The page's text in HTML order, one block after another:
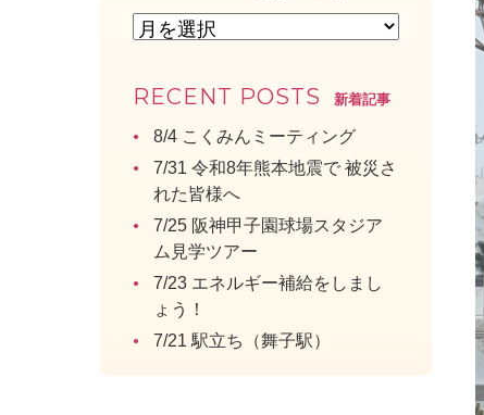
RECENT POSTS 新着記事
8/4 こくみんミーティング
7/31 令和8年熊本地震で 被災さ
れた皆様へ
7/25 阪神甲子園球場スタジア
ム見学ツアー
7/23 エネルギー補給をしまし
ょう！
7/21 駅立ち（舞子駅）